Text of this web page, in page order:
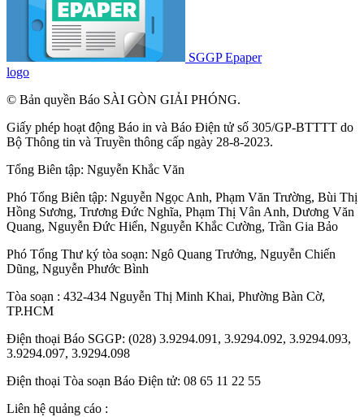
SGGP Epaper
logo
© Bản quyền Báo SÀI GÒN GIẢI PHÓNG.
Giấy phép hoạt động Báo in và Báo Điện tử số 305/GP-BTTTT do
Bộ Thông tin và Truyền thông cấp ngày 28-8-2023.
Tổng Biên tập: Nguyễn Khắc Văn
Phó Tổng Biên tập: Nguyễn Ngọc Anh, Phạm Văn Trường, Bùi Thị
Hồng Sương, Trương Đức Nghĩa, Phạm Thị Vân Anh, Dương Văn
Quang, Nguyễn Đức Hiển, Nguyễn Khắc Cường, Trần Gia Bảo
Phó Tổng Thư ký tòa soạn: Ngô Quang Trưởng, Nguyễn Chiến
Dũng, Nguyễn Phước Bình
Tòa soạn : 432-434 Nguyễn Thị Minh Khai, Phường Bàn Cờ,
TP.HCM
Điện thoại Báo SGGP: (028) 3.9294.091, 3.9294.092, 3.9294.093,
3.9294.097, 3.9294.098
Điện thoại Tòa soạn Báo Điện tử: 08 65 11 22 55
Liên hệ quảng cáo :